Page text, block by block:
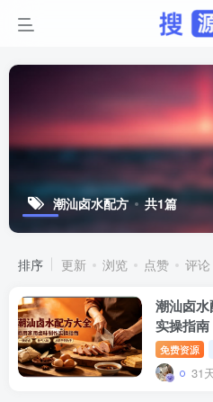
潮汕卤水配方 共1篇
排序 更新 浏览 点赞 评论
潮汕卤
实操指南
免费资源
31